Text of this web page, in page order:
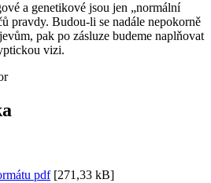
a genetikové jsou jen „normální
pravdy. Budou-li se nadále nepokorně
pak po zásluze budeme naplňovat
vizi.
pdf[271,33 kB]